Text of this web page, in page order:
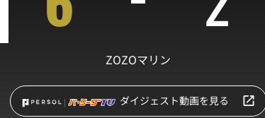
ZOZOマリン
ダイジェスト動画を見る